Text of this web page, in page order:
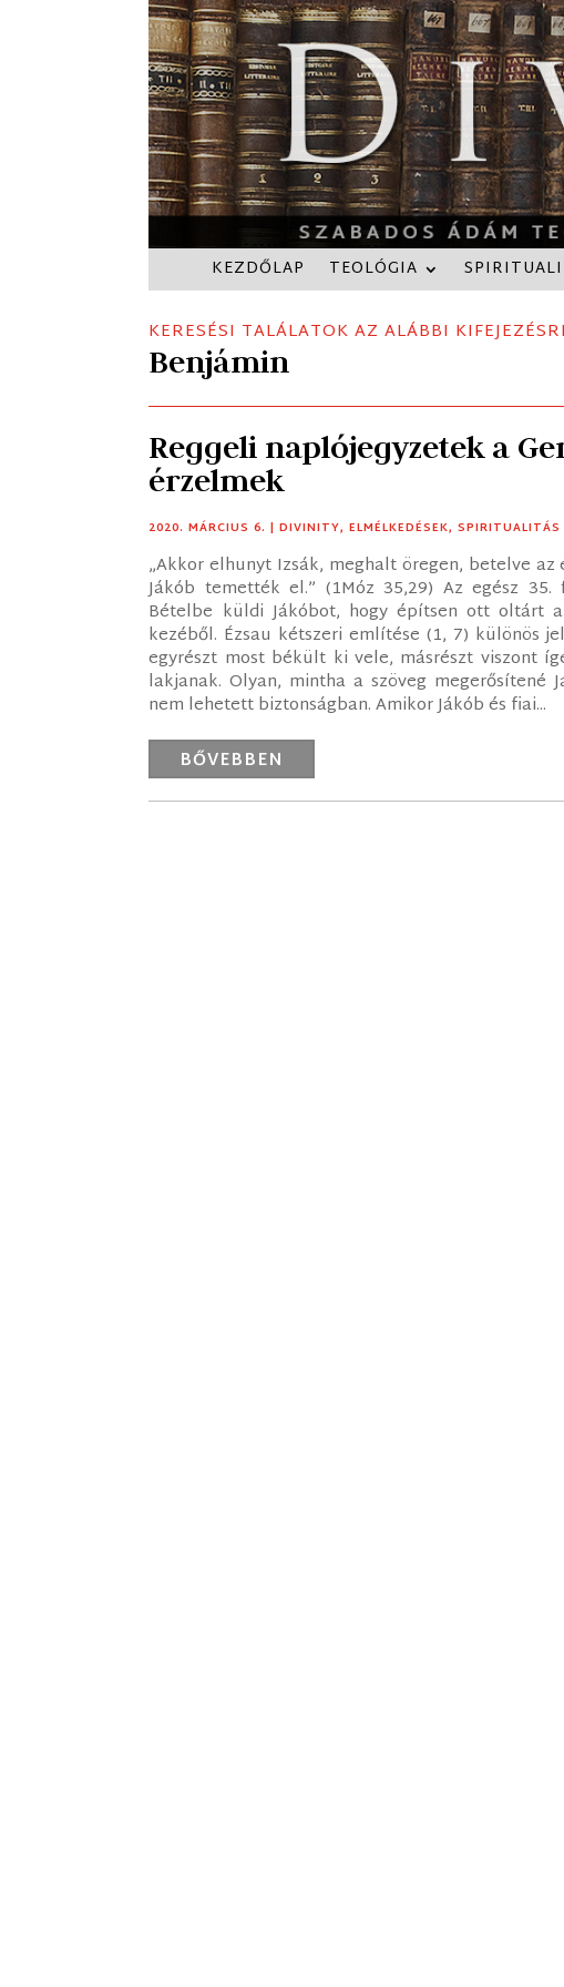
KEZDŐLAP TEOLÓGIA
KERESÉSI TALÁLATOK AZ ALÁBBI
Benjámin
Reggeli naplójegyzetek a
érzelmek
2020. MÁRCIUS 6. |DIVINITY,ELMÉLKEDÉSEK,SPIRITUALITÁS
„Akkor elhunyt Izsák, meghalt öregen, betelve
Jákób temették el.” (1Móz 35,29) Az egész
Bételbe küldi Jákóbot, hogy építsen ott oltárt
kezéből. Ézsau kétszeri említése (1, 7) különös
egyrészt most békült ki vele, másrészt viszont
lakjanak. Olyan, mintha a szöveg megerősítené
nem lehetett biztonságban. Amikor Jákób és fiai...
BŐVEBBEN